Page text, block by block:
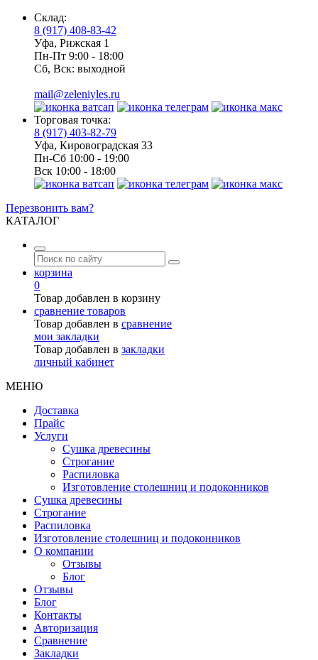
Склад:
8 (917) 408-83-42
Уфа, Рижская 1
Пн-Пт 9:00 - 18:00
Сб, Вск: выходной
mail@zeleniyles.ru
Торговая точка:
8 (917) 403-82-79
Уфа, Кировоградская 33
Пн-Сб 10:00 - 19:00
Вск 10:00 - 18:00
Перезвонить вам?
КАТАЛОГ
корзина
0
Товар добавлен в корзину
сравнение товаров
Товар добавлен в сравнение
мои закладки
Товар добавлен в закладки
личный кабинет
МЕНЮ
Доставка
Прайс
Услуги
Сушка древесины
Строгание
Распиловка
Изготовление столешниц и подоконников
Сушка древесины
Строгание
Распиловка
Изготовление столешниц и подоконников
О компании
Отзывы
Блог
Отзывы
Блог
Контакты
Авторизация
Сравнение
Закладки